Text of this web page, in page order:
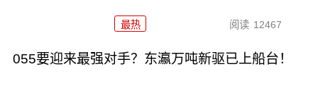
最热 阅读 12467
055要迎来最强对手？东瀛万吨新驱已上船台！